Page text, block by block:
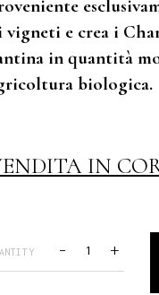
vigneti e crea i
in quantità
biologica.
IN
- +